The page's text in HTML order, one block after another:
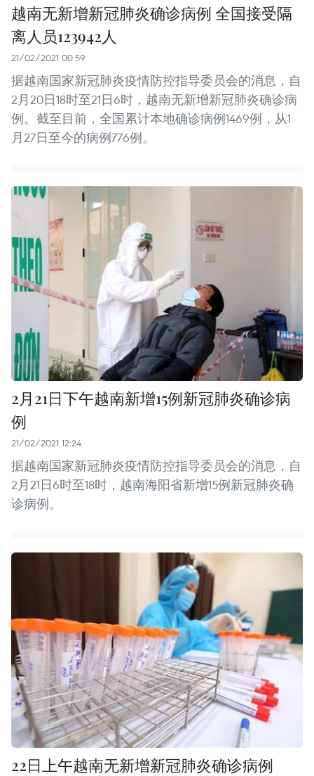
越南无新增新冠肺炎确诊病例 全国接受隔
离人员123942人
21/02/2021 00:59
据越南国家新冠肺炎疫情防控指导委员会的消息，自
2月20日18时至21日6时，越南无新增新冠肺炎确诊病
例。截至目前，全国累计本地确诊病例1469例，从1
月27日至今的病例776例。
2月21日下午越南新增15例新冠肺炎确诊病
例
21/02/2021 12:24
据越南国家新冠肺炎疫情防控指导委员会的消息，自
2月21日6时至18时，越南海阳省新增15例新冠肺炎确
诊病例。
22日上午越南无新增新冠肺炎确诊病例